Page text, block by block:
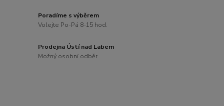
Poradíme s výběrem
Volejte Po-Pá 8-15 hod.
Prodejna Ústí nad Labem
Možný osobní odběr